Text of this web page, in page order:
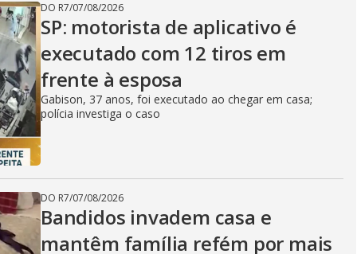
DO R7/07/08/2026
SP: motorista de aplicativo é
executado com 12 tiros em
frente à esposa
Gabison, 37 anos, foi executado ao chegar em casa;
polícia investiga o caso
DO R7/07/08/2026
Bandidos invadem casa e
mantêm família refém por mais